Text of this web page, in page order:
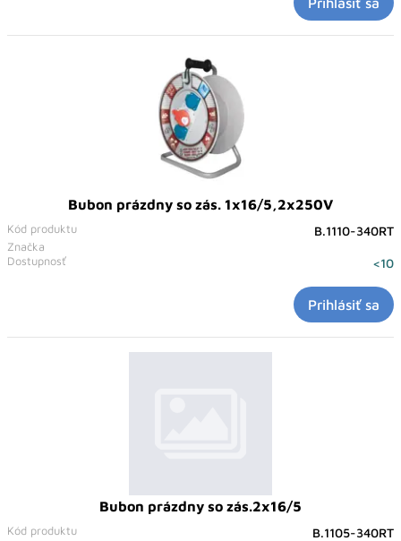
Bubon prázdny so zás. 1x16/5,2x250V
Značka
Kód produktu B.1110-340RT
Dostupnosť <10
Prihlásiť sa
Bubon prázdny so zás.2x16/5
Kód produktu B.1105-340RT